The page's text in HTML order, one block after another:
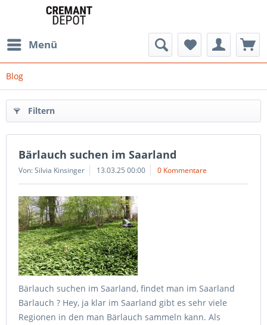
Menü
Blog
Filtern
Bärlauch suchen im Saarland
Von: Silvia Kinsinger 13.03.25 00:00 0 Kommentare
Bärlauch suchen im Saarland, findet man im Saarland
Bärlauch ? Hey, ja klar im Saarland gibt es sehr viele
Regionen in den man Bärlauch sammeln kann. Als